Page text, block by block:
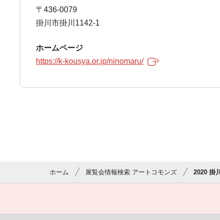
〒436-0079
掛川市掛川1142-1
ホームページ
https://k-kousya.or.jp/ninomaru/
ホーム 展覧会情報検索 アートコモンズ 2020 掛